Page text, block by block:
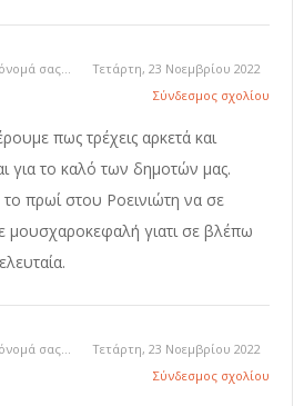
σας...
Τετάρτη, 23 Νοεμβρίου 2022
Σύνδεσμος σχολίου
πως τρέχεις αρκετά και
για το καλό των δημοτών μας.
πρωί στου Ροεινιώτη να σε
μουσχαροκεφαλή γιατι σε βλέπω
σας...
Τετάρτη, 23 Νοεμβρίου 2022
Σύνδεσμος σχολίου